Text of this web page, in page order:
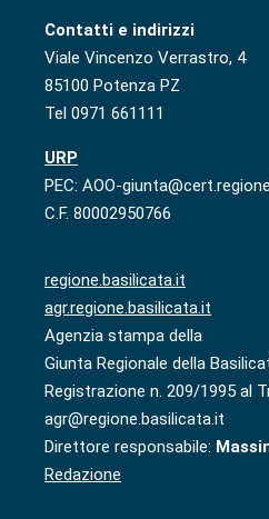
Contatti e indirizzi
Viale Vincenzo Verrastro, 4
85100 Potenza PZ
Tel 0971 661111
URP
PEC: AOO-
C.F. 80002950766
regione.basilicata.it
agr.regione.basilicata.it
Agenzia stampa della
Giunta Regionale della
Registrazione n. 209/1995 al
agr@regione.basilicata.it
Direttore responsabile:
Redazione